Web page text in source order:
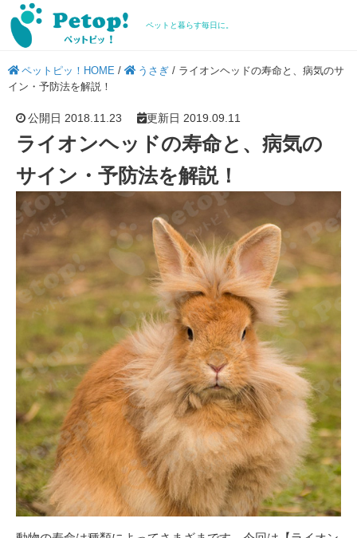
ペットと暮らす毎日に。
ペットピッ！HOME / うさぎ / ライオンヘッドの寿命と、病気のサ
イン・予防法を解説！
公開日 2018.11.23 更新日 2019.09.11
ライオンヘッドの寿命と、病気の
サイン・予防法を解説！